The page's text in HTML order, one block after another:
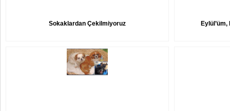
Sokaklardan Çekilmiyoruz